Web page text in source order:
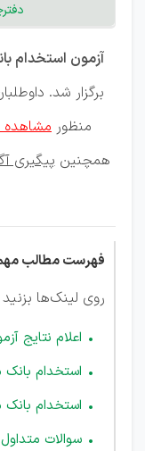
آزمون استخدام
برگزار شد.
منظور مشاهده
همچنینپیگیری
فهرست مطالب
روی لینک‌ها
اعلام نتایج
استخدام بانک
استخدام بانک
سوالات متداول